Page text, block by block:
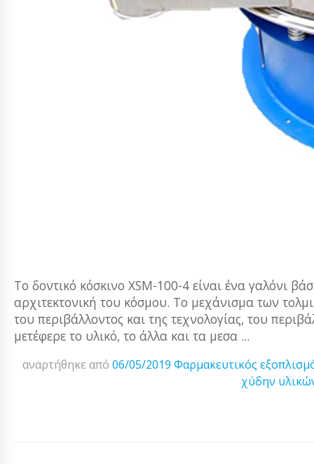
Το δοντικό κόσκινο XSM-100-4 είναι ένα γαλόνι
αρχιτεκτονική του κόσμου. Το μεχάνισμα των
του περιβάλλοντος και της τεχνολογίας, του
μετέφερε το υλικό, το άλλα και τα μεσα ...
αναρτήθηκε από 06/05/2019 Φαρμακευτικός
χύδην